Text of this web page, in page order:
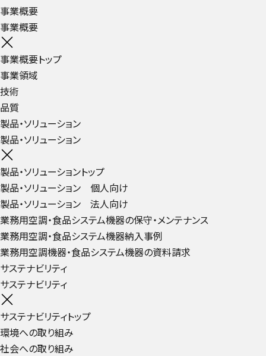
事業概要
事業概要
事業概要トップ
事業領域
技術
品質
製品・ソリューション
製品・ソリューション
製品・ソリューショントップ
製品・ソリューション 個人向け
製品・ソリューション 法人向け
業務用空調・食品システム機器の保守・メンテナンス
業務用空調・食品システム機器納入事例
業務用空調機器・食品システム機器の資料請求
サステナビリティ
サステナビリティ
サステナビリティトップ
環境への取り組み
社会への取り組み